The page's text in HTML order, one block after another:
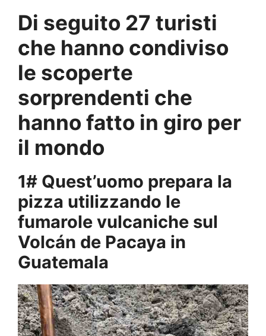
Di seguito 27 turisti
che hanno condiviso
le scoperte
sorprendenti che
hanno fatto in giro per
il mondo
1# Quest’uomo prepara la
pizza utilizzando le
fumarole vulcaniche sul
Volcán de Pacaya in
Guatemala